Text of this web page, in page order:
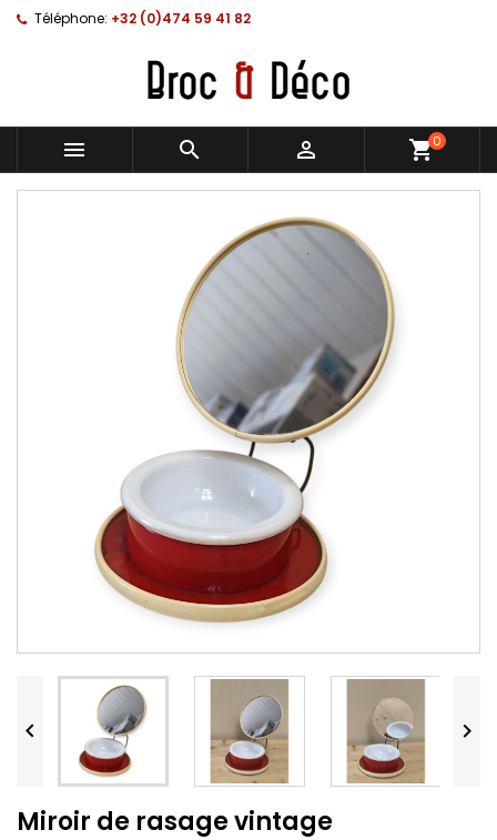
Téléphone: +32 (0)474 59 41 82
   shopping_cart0
 
Miroir de rasage vintage